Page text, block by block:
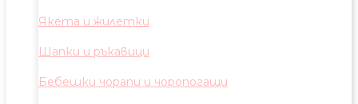
Якета и жилетки
Шапки и ръкавици
Бебешки чорапи и чоропогащи